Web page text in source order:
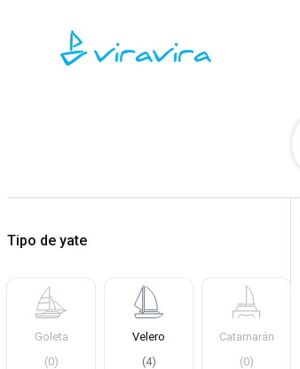
Tipo de yate
Goleta
(0)
Velero
(4)
Catamarán
(0)